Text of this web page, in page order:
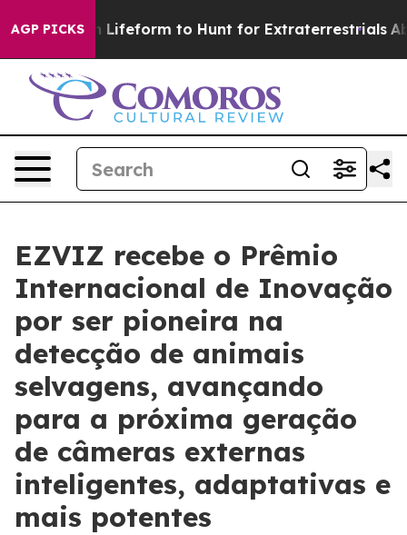
AGP PICKS
Alien Lifeform to Hunt for Extraterrestrials About
EZVIZ recebe o Prêmio
Internacional de Inovação
por ser pioneira na
detecção de animais
selvagens, avançando
para a próxima geração
de câmeras externas
inteligentes, adaptativas e
mais potentes